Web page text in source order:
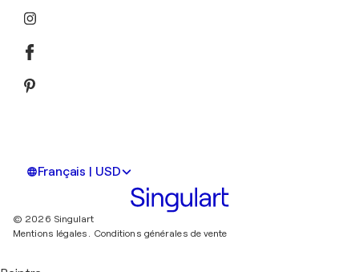
Français | USD
© 2026 Singulart
Mentions légales.
Conditions générales de vente